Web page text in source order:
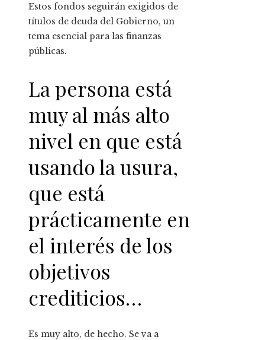
Estos fondos seguirán exigidos de
títulos de deuda del Gobierno, un
tema esencial para las finanzas
públicas.
La persona está
muy al más alto
nivel en que está
usando la usura,
que está
prácticamente en
el interés de los
objetivos
crediticios…
Es muy alto, de hecho. Se va a